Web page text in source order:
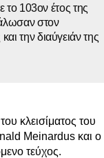
το 103ον έτος της
στον
την διαύγειάν της
κλεισίματος του
Meinardus και ο
τεύχος.